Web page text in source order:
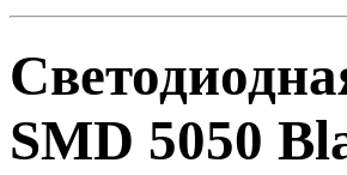
SMD 5050